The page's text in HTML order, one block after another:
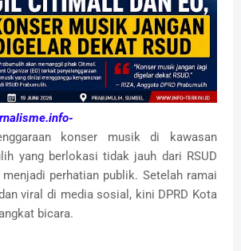
konser musik di kawasan
yang berlokasi tidak jauh dari RSUD
perhatian publik. Setelah ramai
viral di media sosial, kini DPRD Kota
bicara.